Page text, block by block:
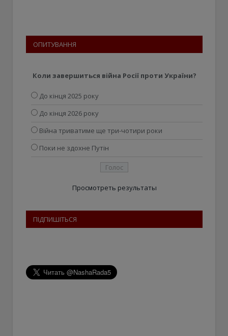
ОПИТУВАННЯ
Коли завершиться війна Росії проти України?
До кінця 2025 року
До кінця 2026 року
Війна триватиме ще три-чотири роки
Поки не здохне Путін
Просмотреть результаты
ПІДПИШІТЬСЯ